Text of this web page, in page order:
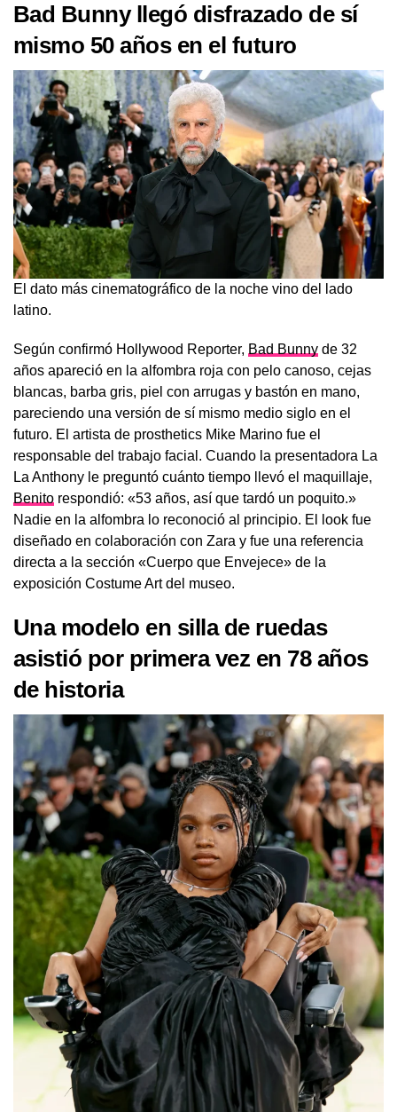
Bad Bunny llegó disfrazado de sí
mismo 50 años en el futuro
El dato más cinematográfico de la noche vino del lado
latino.
Según confirmó Hollywood Reporter, Bad Bunny de 32
años apareció en la alfombra roja con pelo canoso, cejas
blancas, barba gris, piel con arrugas y bastón en mano,
pareciendo una versión de sí mismo medio siglo en el
futuro. El artista de prosthetics Mike Marino fue el
responsable del trabajo facial. Cuando la presentadora La
La Anthony le preguntó cuánto tiempo llevó el maquillaje,
Benito respondió: «53 años, así que tardó un poquito.»
Nadie en la alfombra lo reconoció al principio. El look fue
diseñado en colaboración con Zara y fue una referencia
directa a la sección «Cuerpo que Envejece» de la
exposición Costume Art del museo.
Una modelo en silla de ruedas
asistió por primera vez en 78 años
de historia